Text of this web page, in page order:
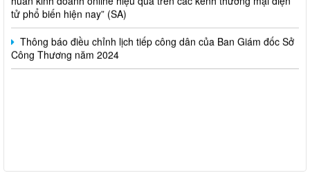
Thông báo điều chỉnh lịch tiếp công dân của Ban Giám đốc Sở
Công Thương năm 2024